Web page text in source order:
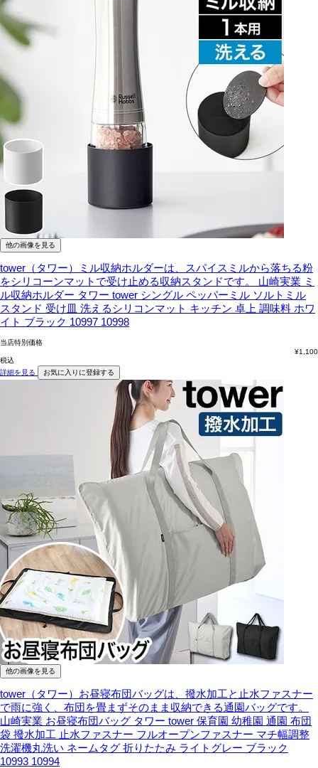
他の画像を見る
tower（タワー）ミル収納ホルダーは、スパイスミルから落ちる粉
をシリコーンマットで受け止める収納スタンドです。
山崎実業 ミ
ル収納ホルダー タワー tower シングル ペッパーミル ソルトミル
スタンド 受け皿 洗えるシリコンマット キッチン 卓上 調味料 ホワ
イト ブラック 10997 10998
当店特別価格
¥1,100
税込
詳細を見る
お気に入りに登録する
他の画像を見る
tower（タワー）お昼寝布団バッグは、撥水加工と止水ファスナー
で雨に強く、布団を畳まずそのまま収納できる通園バッグです。
山崎実業 お昼寝布団バッグ タワー tower 保育園 幼稚園 通園 布団
袋 撥水加工 止水ファスナー フルオープンファスナー マチ幅調整
洗濯機丸洗い ネームタグ 折りたたみ ライトグレー ブラック
10993 10994